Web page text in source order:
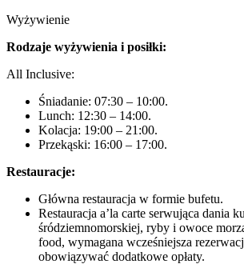
Wyżywienie
Rodzaje wyżywienia i posiłki:
All Inclusive:
Śniadanie: 07:30 – 10:00.
Lunch: 12:30 – 14:00.
Kolacja: 19:00 – 21:00.
Przekąski: 16:00 – 17:00.
Restauracje:
Główna restauracja w formie bufetu.
Restauracja a’la carte serwująca dania
śródziemnomorskiej, ryby i owoce
food, wymagana wcześniejsza
obowiązywać dodatkowe opłaty.